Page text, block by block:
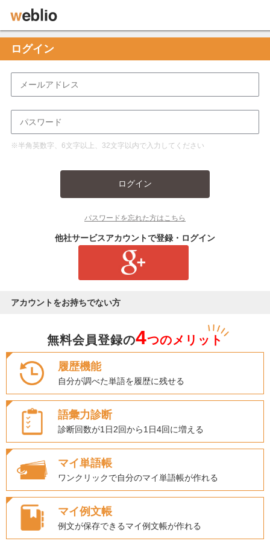
ログイン
※半角英数字、6文字以上、32文字以内で入力してください
ログイン
パスワードを忘れた方はこちら
他社サービスアカウントで登録・ログイン
アカウントをお持ちでない方
無料会員登録の4つのメリット
履歴機能
自分が調べた単語を履歴に残せる
語彙力診断
診断回数が1日2回から1日4回に増える
マイ単語帳
ワンクリックで自分のマイ単語帳が作れる
マイ例文帳
例文が保存できるマイ例文帳が作れる